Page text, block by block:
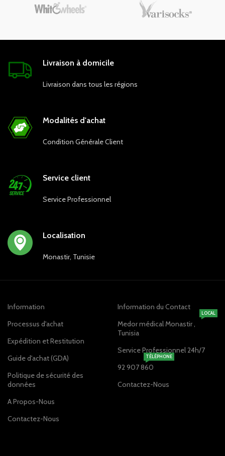
Livraison à domicile
Livraison dans tous les régions
Modalités d'achat
Condition Générale Client
Service client
Service Professionnel
Localisation
Monastir, Tunisie
Information
Processus d'achat
Expédition et Restitution
Guide d'achat (GDA)
Politique de sécurité des
données
A Propos-Nous
Contactez-Nous
Information du Contact
Medor médical Monastir ,
Tunisia
LOCAL
Service Professionnel 24h/7
92 907 860
TÉLÉPHONE
Contactez-Nous